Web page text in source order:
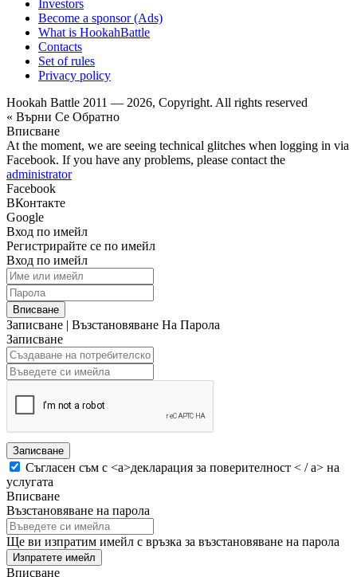
Investors
Become a sponsor (Ads)
What is HookahBattle
Contacts
Set of rules
Privacy policy
Hookah Battle 2011 — 2026, Copyright. All rights reserved
« Върни Се Обратно
Вписване
At the moment, we are seeing technical glitches when logging in via
Facebook. If you have any problems, please contact the
administrator
Facebook
ВКонтакте
Google
Вход по имейл
Регистрирайте се по имейл
Вход по имейл
Вписване
Записване | Възстановяване На Парола
Записване
Записване
Съгласен съм с <а>декларация за поверителност < / а> на
услугата
Вписване
Възстановяване на парола
Ще ви изпратим имейл с връзка за възстановяване на парола
Изпратете имейл
Вписване